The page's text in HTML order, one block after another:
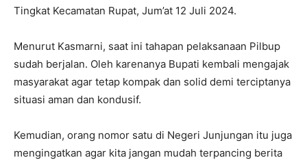
Tingkat Kecamatan Rupat, Jum’at 12 Juli 2024.
Menurut Kasmarni, saat ini tahapan pelaksanaan Pilbup
sudah berjalan. Oleh karenanya Bupati kembali mengajak
masyarakat agar tetap kompak dan solid demi terciptanya
situasi aman dan kondusif.
Kemudian, orang nomor satu di Negeri Junjungan itu juga
mengingatkan agar kita jangan mudah terpancing berita